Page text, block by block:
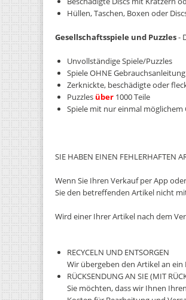
Hüllen, Taschen, Boxen oder
Gesellschaftsspiele und Puzzles-
Unvollständige Spiele/Puzzles
Spiele OHNE Gebrauchsanleitung
Zerknickte, beschädigte oder
Puzzles über 1000 Teile
Spiele mit nur einmal möglichem
SIE HABEN EINEN FEHLERHAFTEN
Wenn Sie Ihren Verkauf per App
Sie den betreffenden Artikel nicht
Wird einer Ihrer Artikel nach dem
RECYCELN UND ENTSORGEN
Wir übergeben den Artikel an
RÜCKSENDUNG AN SIE (MIT
Sie möchten, dass wir Ihnen